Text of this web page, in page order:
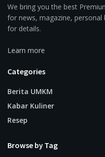
We bring you the best
for news, magazine, personal
for details.
Learn more
Categories
Berita UMKM
Kabar Kuliner
Resep
Browse by Tag